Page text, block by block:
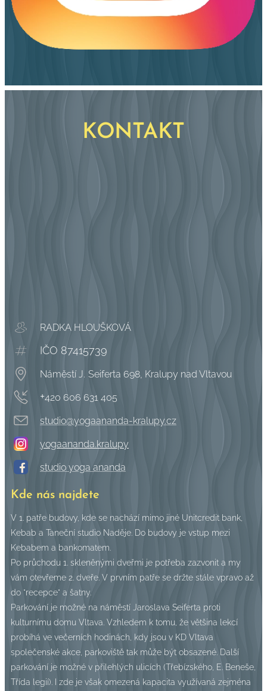
KONTAKT
RADKA HLOUŠKOVÁ
IČO 87415739
Náměstí J. Seiferta 698, Kralupy nad Vltavou
+420 606 631 405
studio@yogaananda-kralupy.cz
yogaananda.kralupy
studio yoga ananda
Kde nás najdete
V 1. patře budovy, kde se nachází mimo jiné Unitcredit bank,
Kebab a Taneční studio Naděje. Do budovy je vstup mezi
Kebabem a bankomatem.
Po průchodu 1. skleněnými dveřmi je potřeba zazvonit a my
vám otevřeme 2. dveře. V prvním patře se držte stále vpravo až
do "recepce" a šatny.
Parkování je možné na náměstí Jaroslava Seiferta proti
kulturnímu domu Vltava. Vzhledem k tomu, že většina lekcí
probíhá ve večerních hodinách, kdy jsou v KD Vltava
společenské akce, parkoviště tak může být obsazené. Další
parkování je možné v přilehlých ulicích (Třebízského, E. Beneše,
Třída legií). I zde je však omezená kapacita využívaná zejména